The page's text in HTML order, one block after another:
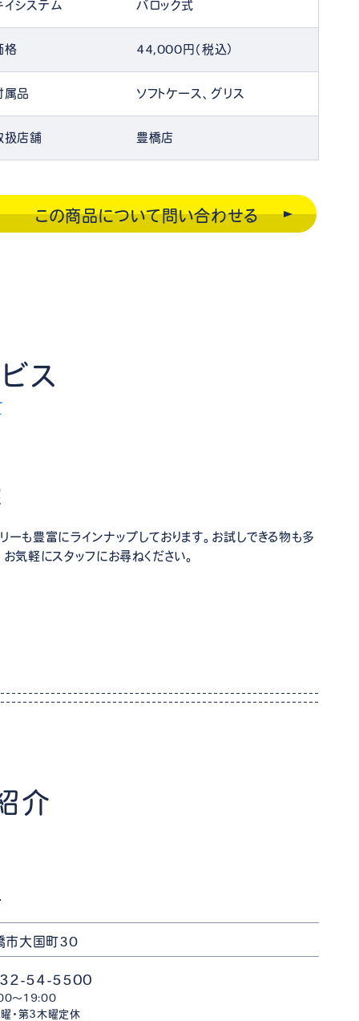
イシステム バロック式
格 44,000円（税込）
属品 ソフトケース、グリス
扱店舗 豊橋店
この商品について問い合わせる
ス
ーも豊富にラインナップしております。お試しできる物も多
気軽にスタッフにお尋ねください。
介
市大国町30
54-5500
〜19:00
・第3木曜定休